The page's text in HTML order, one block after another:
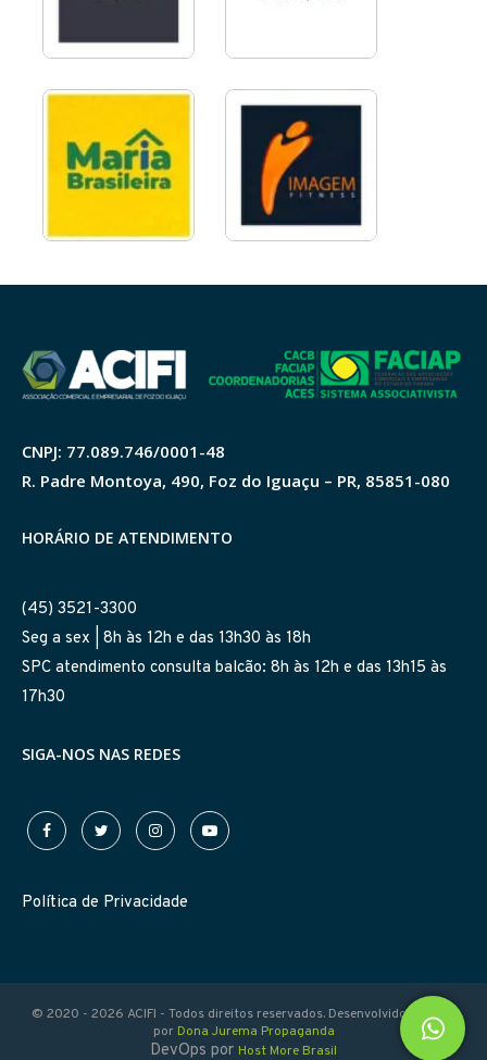
CNPJ: 77.089.746/0001-48
R. Padre Montoya, 490, Foz do Iguaçu – PR, 85851-080
HORÁRIO DE ATENDIMENTO
(45) 3521-3300
Seg a sex | 8h às 12h e das 13h30 às 18h
SPC atendimento consulta balcão: 8h às 12h e das 13h15 às
17h30
SIGA-NOS NAS REDES
Política de Privacidade
© 2020 - 2026 ACIFI - Todos direitos reservados. Desenvolvido com
por Dona Jurema Propaganda
DevOps por Host More Brasil